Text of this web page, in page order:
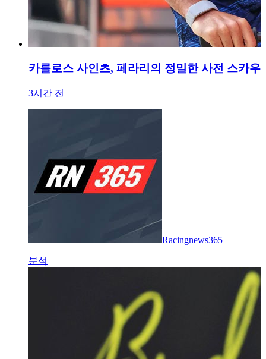
카를로스 사인츠, 페라리의 정밀한 사전 스카
3시간 전
Racingnews365
분석